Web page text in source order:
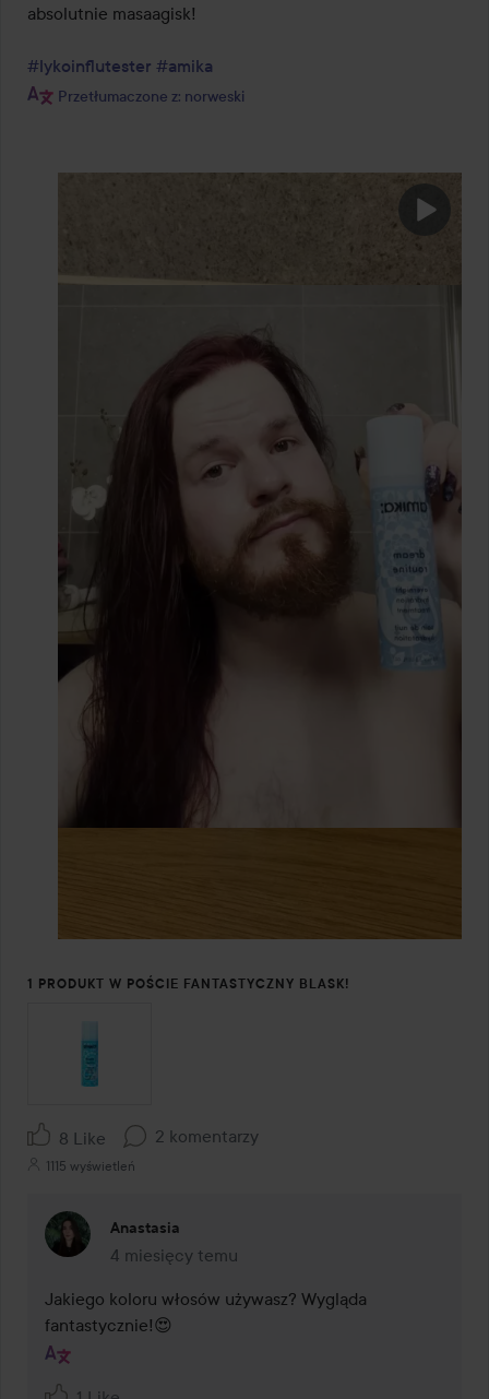
absolutnie masaagisk!
#lykoinflutester #amika
Przetłumaczone z: norweski
1 PRODUKT W POŚCIE FANTASTYCZNY BLASK!
8 Like 2 komentarzy
1115 wyświetleń
Anastasia
4 miesięcy temu
Komentarz został dodany 4 miesięcy temu
Jakiego koloru włosów używasz? Wygląda
fantastycznie!😍